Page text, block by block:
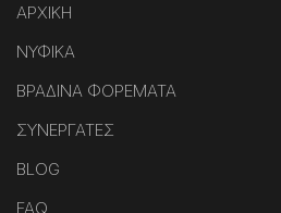
ΑΡΧΙΚΗ
ΝΥΦΙΚΑ
ΒΡΑΔΙΝΑ ΦΟΡΕΜΑΤΑ
ΣΥΝΕΡΓΑΤΕΣ
BLOG
FAQ